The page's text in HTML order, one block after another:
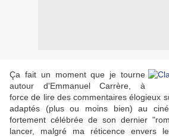
Ça fait un moment que je tourne
autour d'Emmanuel Carrère, à
force de lire des commentaires élogieux
adaptés (plus ou moins bien) au
fortement célébrée de son dernier
lancer, malgré ma réticence envers